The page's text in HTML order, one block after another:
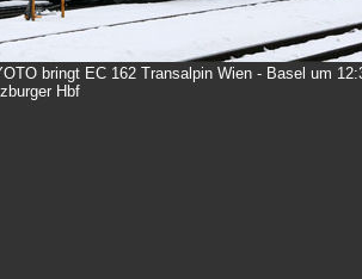
bringt EC 162 Transalpin Wien - Basel um
Hbf